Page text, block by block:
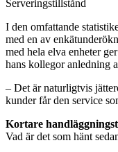
Serveringstillstånd
I den omfattande
med en av
med hela elva enheter
hans kollegor anledning
– Det är naturligtvis
kunder får den service
Kortare
Vad är det som hänt